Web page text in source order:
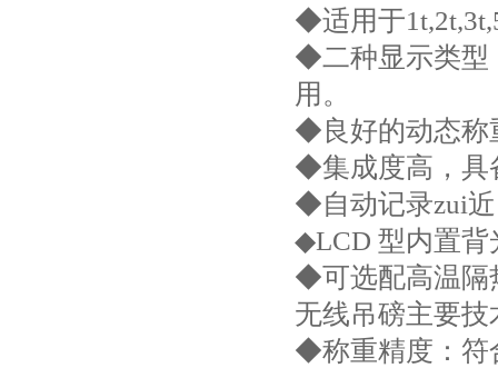
◆适用于
◆二种显示类型
用。
◆良好的动态称
◆集成度高，具
◆自动记录zui近
◆LCD 型内置背
◆可选配高温隔
无线吊磅主要技
◆称重精度：符